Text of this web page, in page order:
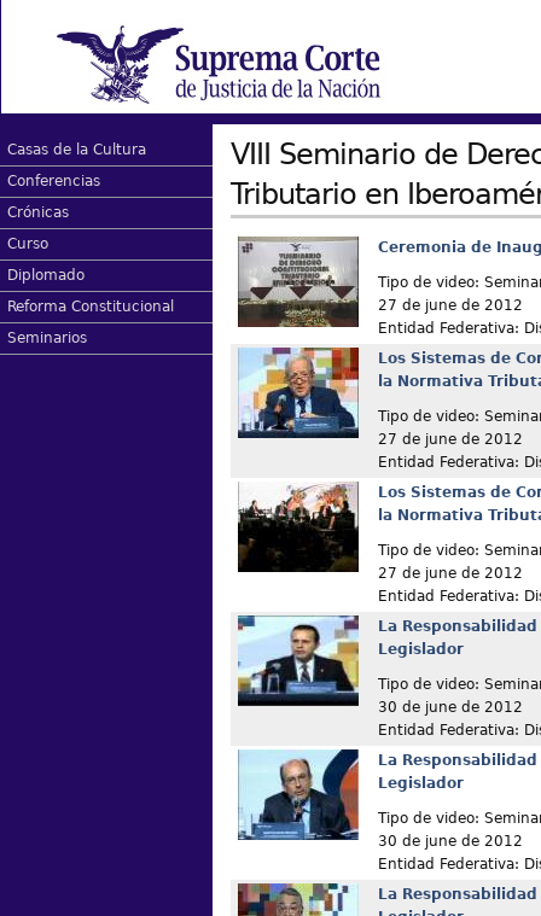
Casas de la Cultura
Conferencias
Crónicas
Curso
Diplomado
Reforma Constitucional
Seminarios
VIII Seminario de
Tributario en
Ceremonia de
Tipo de video:
27 de june de 2012
Entidad Federativa:
Los Sistemas de
la Normativa
Tipo de video:
27 de june de 2012
Entidad Federativa:
Los Sistemas de
la Normativa
Tipo de video:
27 de june de 2012
Entidad Federativa:
La
Legislador
Tipo de video:
30 de june de 2012
Entidad Federativa:
La
Legislador
Tipo de video:
30 de june de 2012
Entidad Federativa:
La